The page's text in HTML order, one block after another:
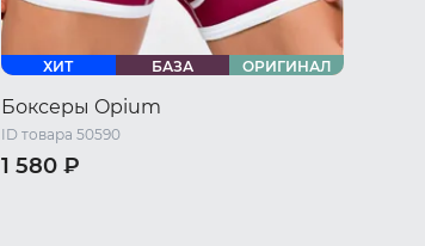
ХИТ БАЗА ОРИГИНАЛ
Боксеры Opium
ID товара 50590
1 580 ₽